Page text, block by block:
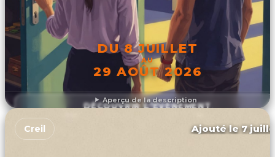
Aperçu de la description
DU 8 JUILLET
AU
29 AOÛT 2026
DÉCOUVRIR L'ÉVÉNEMENT
Creil Ajouté le 7